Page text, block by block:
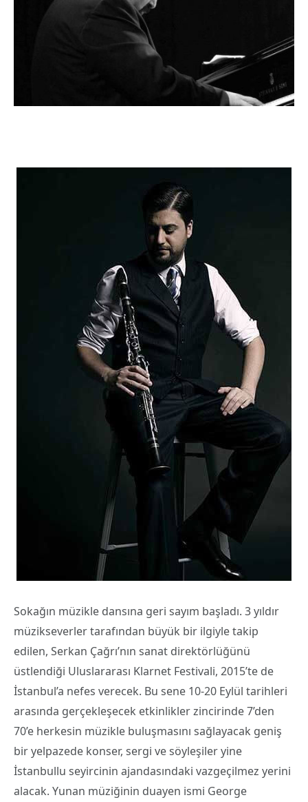
Sokağın müzikle dansına geri sayım başladı. 3 yıldır
müzikseverler tarafından büyük bir ilgiyle takip
edilen, Serkan Çağrı’nın sanat direktörlüğünü
üstlendiği Uluslararası Klarnet Festivali, 2015’te de
İstanbul’a nefes verecek. Bu sene 10-20 Eylül tarihleri
arasında gerçekleşecek etkinlikler zincirinde 7’den
70’e herkesin müzikle buluşmasını sağlayacak geniş
bir yelpazede konser, sergi ve söyleşiler yine
İstanbullu seyircinin ajandasındaki vazgeçilmez yerini
alacak. Yunan müziğinin duayen ismi George